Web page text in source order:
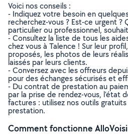
Voici nos conseils :
- Indiquez votre besoin en
recherchez-vous ? Est-ce urgent
particulier ou professionnel,
- Consultez la liste de tous les
chez vous à Talence ! Sur leur
proposés, les photos de leurs
laissés par leurs clients.
- Conversez avec les offreurs
pour des échanges sécurisés et
- Du contrat de prestation au
par la prise de rendez-vous, l’état
factures : utilisez nos outils
prestation.
Comment fonctionne